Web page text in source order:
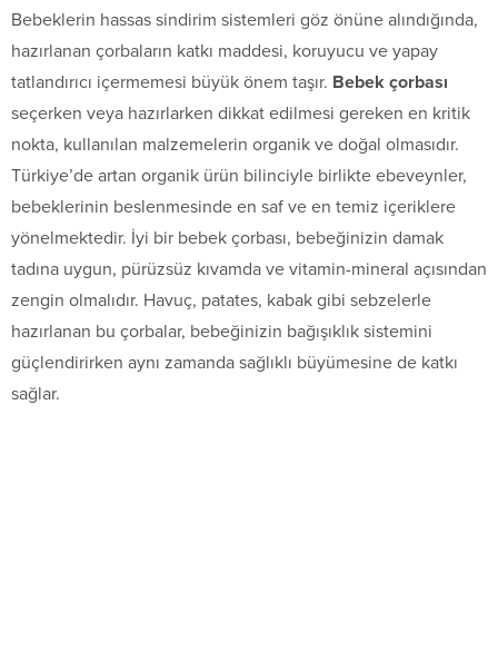
Bebeklerin hassas sindirim sistemleri göz önüne alındığında,
hazırlanan çorbaların katkı maddesi, koruyucu ve yapay
tatlandırıcı içermemesi büyük önem taşır. Bebek çorbası
seçerken veya hazırlarken dikkat edilmesi gereken en kritik
nokta, kullanılan malzemelerin organik ve doğal olmasıdır.
Türkiye’de artan organik ürün bilinciyle birlikte ebeveynler,
bebeklerinin beslenmesinde en saf ve en temiz içeriklere
yönelmektedir. İyi bir bebek çorbası, bebeğinizin damak
tadına uygun, pürüzsüz kıvamda ve vitamin-mineral açısından
zengin olmalıdır. Havuç, patates, kabak gibi sebzelerle
hazırlanan bu çorbalar, bebeğinizin bağışıklık sistemini
güçlendirirken aynı zamanda sağlıklı büyümesine de katkı
sağlar.